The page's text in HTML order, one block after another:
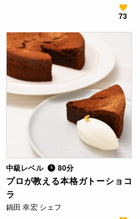
73
中級レベル 80分
プロが教える本格ガトーショコ
ラ
鍋田 幸宏 シェフ